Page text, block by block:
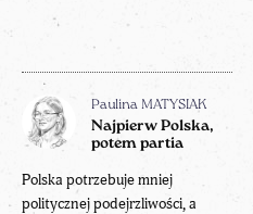
Paulina MATYSIAK
Najpierw Polska,
potem partia
Polska potrzebuje mniej
politycznej podejrzliwości, a